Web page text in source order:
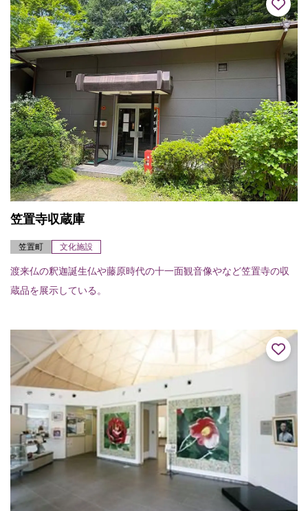
笠置寺収蔵庫
笠置町 文化施設
渡来仏の釈迦誕生仏や藤原時代の十一面観音像やなど笠置寺の収
蔵品を展示している。